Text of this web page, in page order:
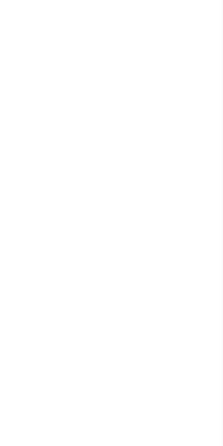
o in azienda.
previsto per rispondere
figura professionale del
delle
test di valutazione
correttamente ad almeno
domande alle quali sono
il test finale le
sia scritta che orale.
virtuale utilizzando il